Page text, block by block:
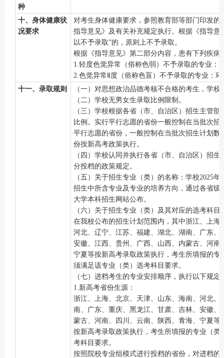
种
十、身体健康状
况要求
对考生身体健康要求，参照教育部等部门印发的
指导意见》及有关补充规定执行。 根据 《指导意
以不予录取”的， 原则上不予录取 。
根据 《指导意见》 第二部分内容 ， 患有下列疾病
1.轻度色觉异常（俗称色弱）不予录取的专业：
2.色觉异常Ⅱ度（俗称色盲）不予录取的专业：
十一、录取规则
（一）对思想政治品德考核不合格的考生，学校
（二）学校无男女生录取比例限制。
（三）学校根据各省（市、自治区）招生主管
比例。实行平行志愿的省份一般控制在当批次招
平行志愿的省份，一般控制在当批次招生计划数
份按新高考政策执行。
（四）学校认同并执行各省（市、自治区）招
分投档的政策规定。
（五）关于招生专业（类）的名称：学校2025年
招生中所含专业及专业的培养方向，通过各省级
大学本科招生网站公布。
（六）关于招生专业（类）及其对应的选考科
在我校公布的招生计划范围内，其中浙江、上海
河北、辽宁、江苏、福建、湖北、湖南、广东、
安徽、江西、贵州、广西、 山西、 内蒙古、 河南
宁夏等按新高考录取政策执行，考生所填报的专
须满足该专业（类）选考科目要求。
（七）进档考生的专业安排顺序，执行以下规定
1.新高考省份生源：
浙江、上海、北京、天津、山东、海南、河北、
南、广东、重庆、黑龙江、甘肃、吉林、安徽、
蒙古、 河南、 四川 、 云南、 陕西、 青海、 宁夏等
按新高考录取政策执行，考生所填报的专业（类
考科目要求。
按照院校专业组模式进行投档的省份，对进档的